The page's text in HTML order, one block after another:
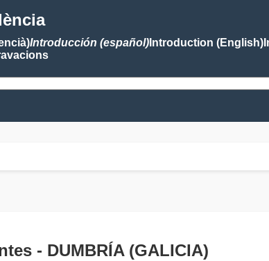
Introducción (español)Introduction (English)
- DUMBRÍA (GALICIA)